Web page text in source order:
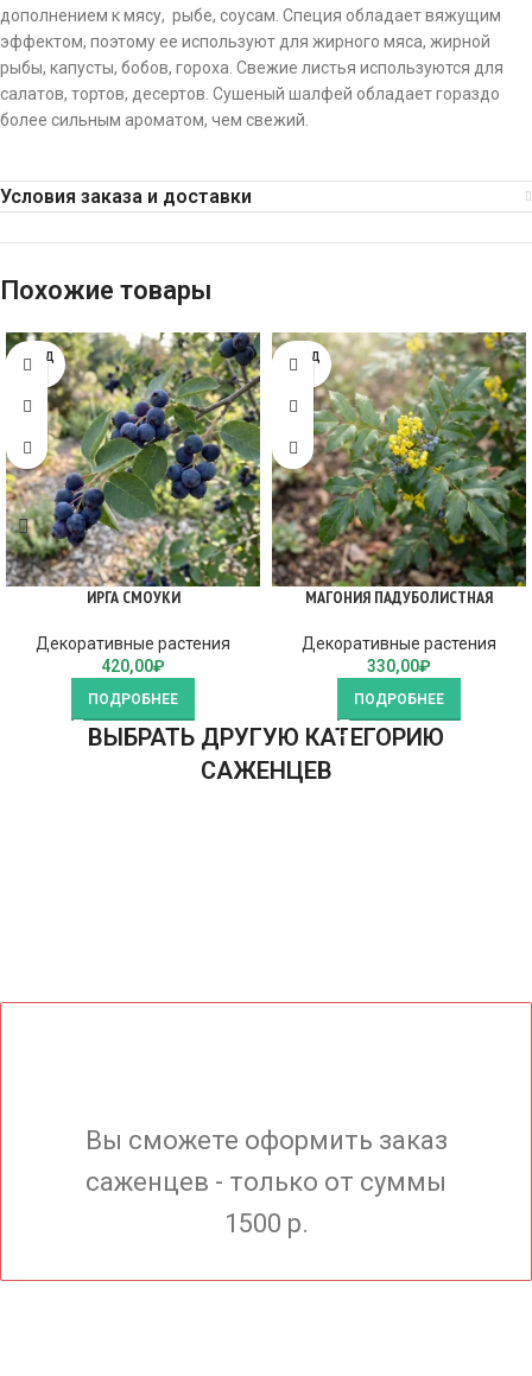
дополнением к мясу, рыбе, соусам. Специя обладает вяжущим
эффектом, поэтому ее используют для жирного мяса, жирной
рыбы, капусты, бобов, гороха. Свежие листья используются для
салатов, тортов, десертов. Сушеный шалфей обладает гораздо
более сильным ароматом, чем свежий.
Условия заказа и доставки
Похожие товары
ПРОД
АНО
ИРГА СМОУКИ
Декоративные растения
420,00₽
ПОДРОБНЕЕ
ПРОД
АНО
МАГОНИЯ ПАДУБОЛИСТНАЯ
Декоративные растения
330,00₽
ПОДРОБНЕЕ
ВЫБРАТЬ ДРУГУЮ КАТЕГОРИЮ
САЖЕНЦЕВ
Вы сможете оформить заказ
саженцев - только от суммы
1500 р.